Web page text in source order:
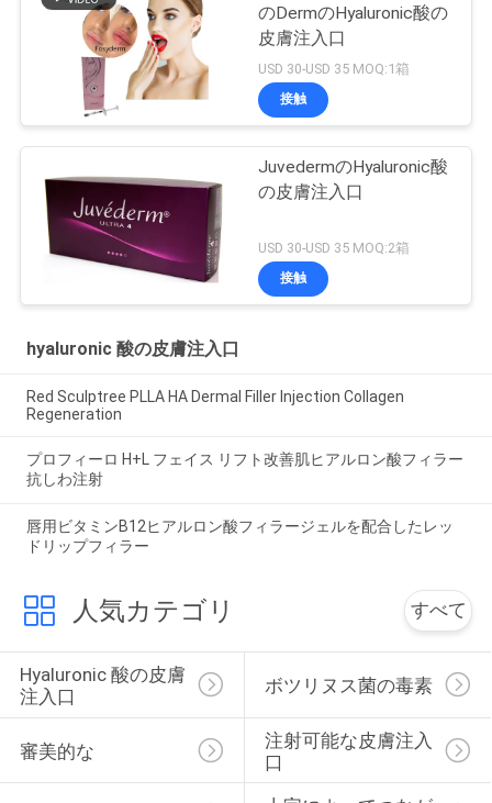
のDermのHyaluronic酸の
皮膚注入口
USD 30-USD 35 MOQ:1箱
接触
JuvedermのHyaluronic酸
の皮膚注入口
USD 30-USD 35 MOQ:2箱
接触
hyaluronic 酸の皮膚注入口
Red Sculptree PLLA HA Dermal Filler Injection Collagen
Regeneration
プロフィーロ H+L フェイス リフト改善肌ヒアルロン酸フィラー
抗しわ注射
唇用ビタミンB12ヒアルロン酸フィラージェルを配合したレッ
ドリップフィラー
人気カテゴリ すべて
Hyaluronic 酸の皮膚
注入口
ボツリヌス菌の毒素
審美的な
注射可能な皮膚注入
口